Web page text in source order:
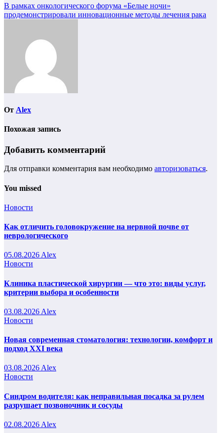
Навигация
по
В рамках онкологического форума «Белые ночи»
продемонстрировали инновационные методы лечения рака
От Alex
Похожая запись
Добавить комментарий
Для отправки комментария вам необходимо авторизоваться.
You missed
Новости
Как отличить головокружение на нервной почве от
неврологического
05.08.2026 Alex
Новости
Клиника пластической хирургии — что это: виды услуг,
критерии выбора и особенности
03.08.2026 Alex
Новости
Новая современная стоматология: технологии, комфорт и
подход XXI века
03.08.2026Alex
Новости
Синдром водителя: как неправильная посадка за рулем
разрушает позвоночник и сосуды
02.08.2026 Alex